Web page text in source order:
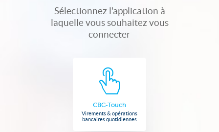
Sélectionnez l'application à
laquelle vous souhaitez vous
connecter
CBC-Touch
Virements & opérations
bancaires quotidiennes